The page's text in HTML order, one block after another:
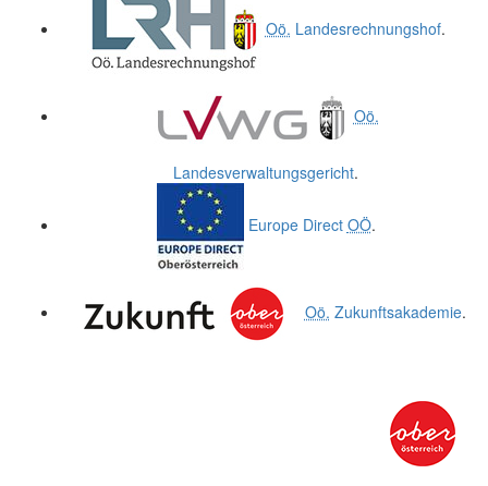
Oö. Landesrechnungshof.
Oö.
Landesverwaltungsgericht.
Europe Direct OÖ.
Oö. Zukunftsakademie.